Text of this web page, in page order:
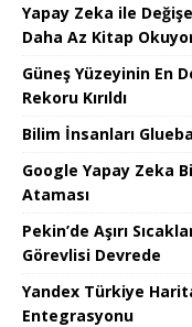
Yapay Zeka ile
Daha Az Kitap
Güneş Yüzeyinin En
Rekoru Kırıldı
Bilim İnsanları
Google Yapay Zeka
Ataması
Pekin’de Aşırı
Görevlisi Devrede
Yandex Türkiye
Entegrasyonu